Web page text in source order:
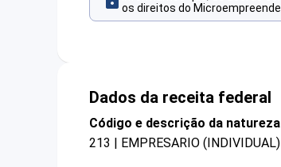
os direitos do
Dados da receita federal
Código e descrição da
213 | EMPRESARIO (INDIVIDUAL)